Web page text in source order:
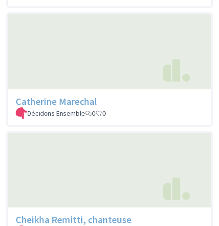
Catherine Marechal
Décidons Ensemble 0 0
Cheikha Remitti, chanteuse